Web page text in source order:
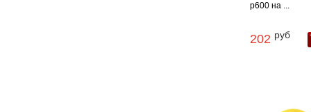
p600 на ...
202 руб